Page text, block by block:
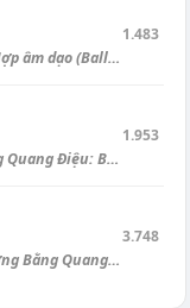
♪ NỖI BUỒN CỦA ĐÊM - Chu Bin Hợp âm dạo (Ballad) - Capo II.: [D] | [G] |...
1.483
♪ Hợp âm theo giọng: Lương Bằng Quang Điệu: Ballad Hợp âm dạo: [E] | [E]...
1.953
♪ VỚI ANH EM VẪN LÀ CÔ BÉ - Lương Bằng Quang Điệu: Slow Surf [C] Có nhữn...
3.748